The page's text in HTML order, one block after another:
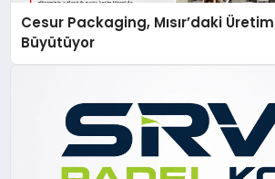
Cesur Packaging, Mısır’daki
Büyütüyor